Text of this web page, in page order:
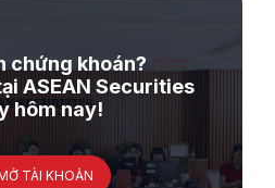
chứng khoán?
ASEAN Securities
hôm nay!
TÀI KHOẢN